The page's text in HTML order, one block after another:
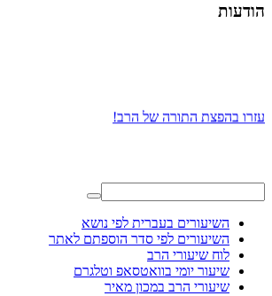
הודעות
עזרו בהפצת התורה של הרב!
השיעורים בעברית לפי נושא
השיעורים לפי סדר הוספתם לאתר
לוח שיעורי הרב
שיעור יומי בוואטסאפ וטלגרם
שיעורי הרב במכון מאיר